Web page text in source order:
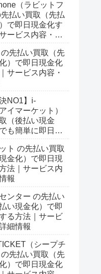
（ラビットフ
払い買取（先払
で即日現金化す
ービス内容・詳
先払い買取（先
）で即日現金化
サービス内容・
NO1】i-
イマーケット）
（後払い現金
も簡単に即日現
詳細情報
ト の先払い買取
金化）で即日現
法｜サービス内
報
ンター の先払い
い現金化）で即
る方法｜サービ
細情報
（シープチ
先払い買取（先
）で即日現金化